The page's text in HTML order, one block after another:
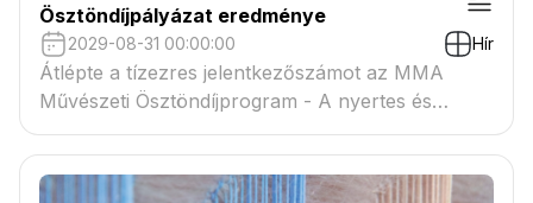
Ösztöndíjpályázat eredménye
2029-08-31 00:00:00 Hír
Átlépte a tízezres jelentkezőszámot az MMA
Művészeti Ösztöndíjprogram - A nyertes és
tartaléklistás pályázók névsora megtekinthető a
csatolmányban